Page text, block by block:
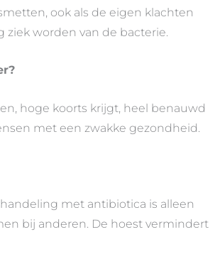
ook als de eigen klachten
ziek worden van de bacterie.
hoge koorts krijgt, heel benauwd
met een zwakke gezondheid.
met antibiotica is alleen
bij anderen. De hoest vermindert